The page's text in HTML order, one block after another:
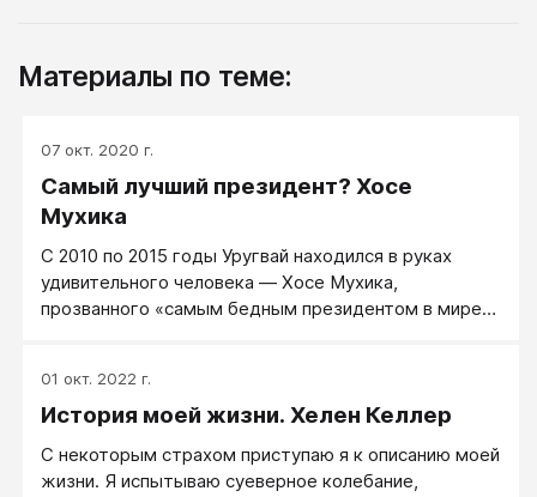
Материалы по теме:
07 окт. 2020 г.
Самый лучший президент? Хосе
Мухика
С 2010 по 2015 годы Уругвай находился в руках
удивительного человека — Хосе Мухика,
прозванного «самым бедным президентом в мире».
расходах». Этот президент, который широко
известен в свое стране под прозвищем Эль Пепе,
прямоты и справедливости, что, согласимся, -
01 окт. 2022 г.
История моей жизни. Хелен Келлер
С некоторым страхом приступаю я к описанию моей
жизни. Я испытываю суеверное колебание,